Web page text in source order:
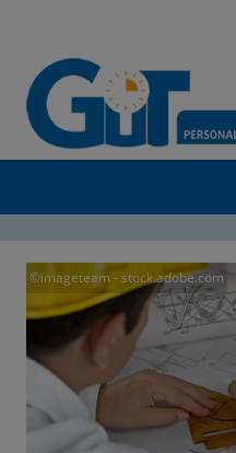
©imageteam - stock.adobe.com